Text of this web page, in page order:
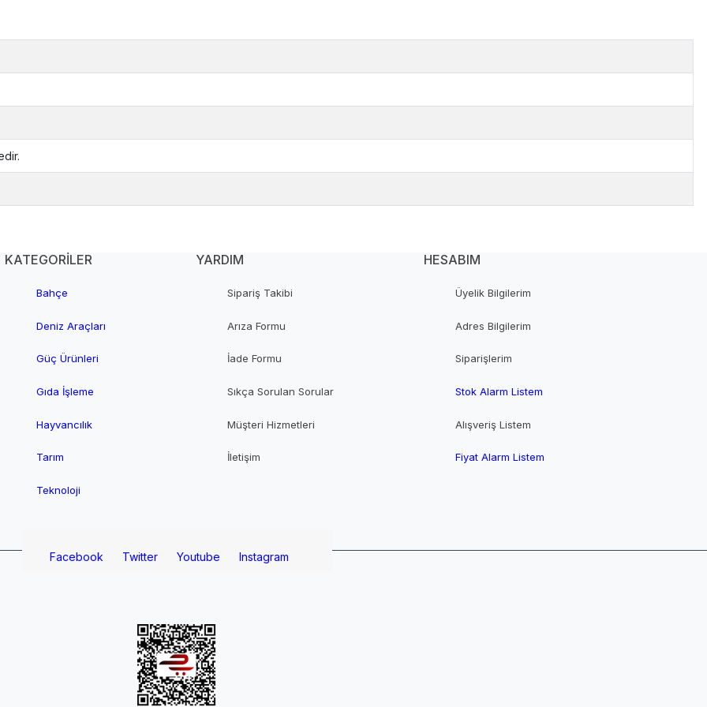
KATEGORİLER
Bahçe
Deniz Araçları
Güç Ürünleri
Gıda İşleme
Hayvancılık
Tarım
Teknoloji
YARDIM
Sipariş Takibi
Arıza Formu
İade Formu
Sıkça Sorulan Sorular
Müşteri Hizmetleri
İletişim
HESABIM
Üyelik Bilgilerim
Adres Bilgilerim
Siparişlerim
Stok Alarm Listem
Alışveriş Listem
Fiyat Alarm Listem
Facebook Twitter Youtube Instagram